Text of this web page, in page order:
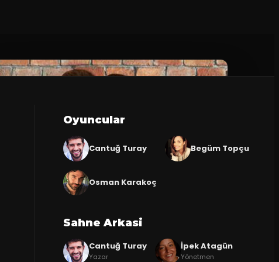
Oyuncular
Cantuğ Turay Begüm Topçu
Osman Karakoç
Sahne Arkasi
Cantuğ Turay
Yazar
İpek Atagün
Yönetmen